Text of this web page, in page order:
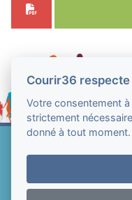
Mentions
Courir36
Votre consentement
strictement
donné à tout moment.